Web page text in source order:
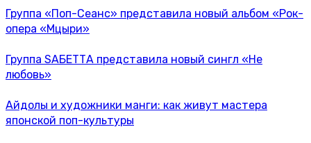
Группа «Поп-Сеанс» представила новый альбом «Рок-
опера «Мцыри»
Группа SАБЕТТА представила новый сингл «Не
любовь»
Айдолы и художники манги: как живут мастера
японской поп-культуры